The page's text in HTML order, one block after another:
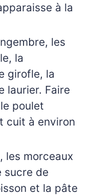
à la
les
la
girofle, la
laurier. Faire
poulet
cuit à environ
les morceaux
sucre de
et la pâte